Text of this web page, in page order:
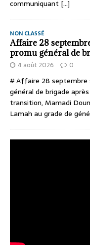
communiquant [...]
NON CLASSÉ
Affaire 28
promu général de
4 août 2026 0
# Affaire 28 septembre
général de brigade
transition, Mamadi
Lamah au grade de